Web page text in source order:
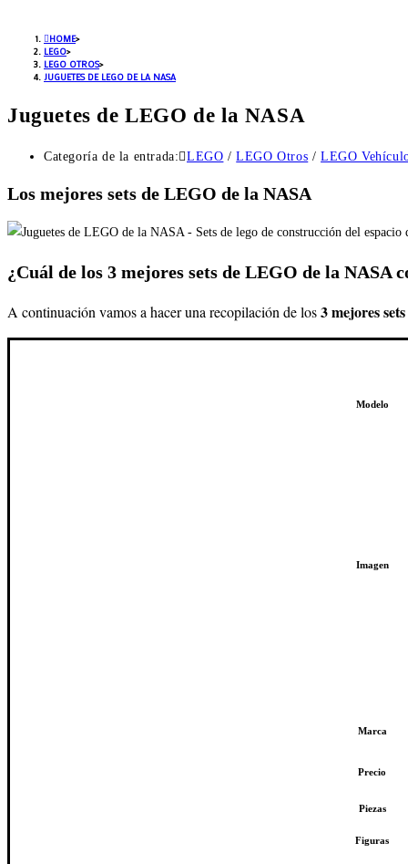
HOME>
LEGO>
LEGO OTROS>
JUGUETES DE LEGO DE LA NASA
Juguetes de LEGO de la NASA
Categoría de la entrada: LEGO / LEGO Otros / LEGO
Los mejores sets de LEGO de la NASA
¿Cuál de los 3 mejores sets de LEGO de la NASA
A continuación vamos a hacer una recopilación de los3 mejores
Modelo
Imagen
Marca
Precio
Piezas
Figuras